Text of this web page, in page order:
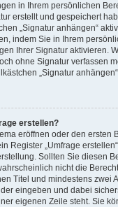
in Ihrem persönlichen
erstellt und gespeichert
„Signatur anhängen“
indem Sie in Ihrem
Ihrer Signatur aktivieren.
ohne Signatur verfassen
„Signatur
erstellen?
eröffnen oder den ersten
Register „Umfrage
Sollten Sie diesen
nicht die
Titel und mindestens zwei
eingeben und dabei
eigenen Zeile steht. Sie